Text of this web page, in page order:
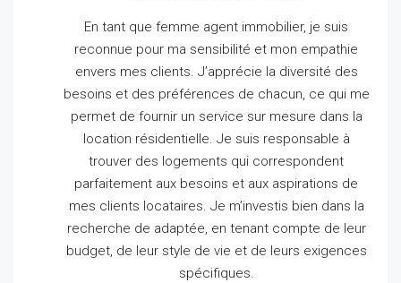
En tant que femme agent immobilier, je suis
reconnue pour ma sensibilité et mon empathie
envers mes clients. J’apprécie la diversité des
besoins et des préférences de chacun, ce qui me
permet de fournir un service sur mesure dans la
location résidentielle. Je suis responsable à
trouver des logements qui correspondent
parfaitement aux besoins et aux aspirations de
mes clients locataires. Je m’investis bien dans la
recherche de adaptée, en tenant compte de leur
budget, de leur style de vie et de leurs exigences
spécifiques.